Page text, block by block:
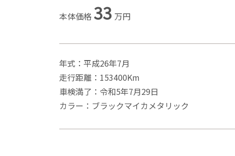
本体価格33 万円
年式：平成26年7月
走行距離：153400Km
車検満了：令和5年7月29日
カラー：ブラックマイカメタリック